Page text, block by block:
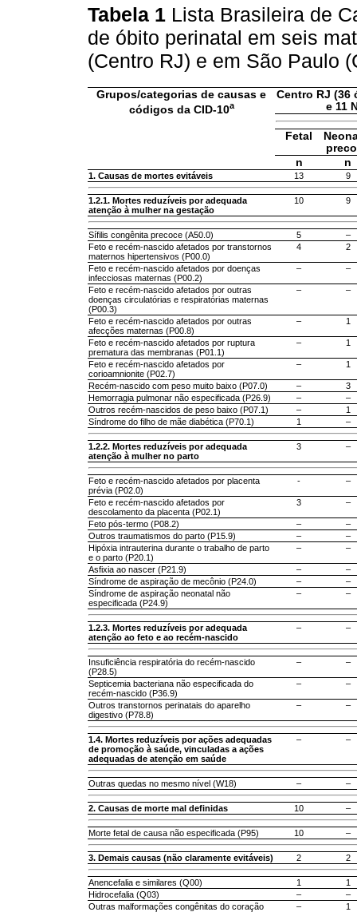
Tabela 1 Lista Brasileira de
de óbito perinatal em seis
(Centro RJ) e em São Paulo
Grupos/categorias de causas e
códigos da CID-10a
Centro RJ (36
e 11
Fetal
n
n
1. Causas de mortes evitáveis 13 9
1.2.1. Mortes reduzíveis por adequada
atenção à mulher na gestação
10 9
Sífilis congênita precoce (A50.0) 5
–
Feto e recém-nascido afetados por transtornos
maternos hipertensivos (P00.0)
4 2
Feto e recém-nascido afetados por doenças
infecciosas maternas (P00.2)
– –
Feto e recém-nascido afetados por outras
doenças circulatórias e respiratórias maternas
(P00.3)
– –
Feto e recém-nascido afetados por outras
afecções maternas (P00.8)
– 1
Feto e recém-nascido afetados por ruptura
prematura das membranas (P01.1)
– 1
Feto e recém-nascido afetados por
corioamnionite (P02.7)
– 1
Recém-nascido com peso muito baixo (P07.0) –
3
Hemorragia pulmonar não especificada (P26.9)
–
–
Outros recém-nascidos de peso baixo (P07.1)
–
1
Síndrome do filho de mãe diabética (P70.1)
1 –
1.2.2. Mortes reduzíveis por adequada
atenção à mulher no parto
3 –
Feto e recém-nascido afetados por placenta
prévia (P02.0)
- –
Feto e recém-nascido afetados por
descolamento da placenta (P02.1)
3 –
Feto pós-termo (P08.2) –
–
Outros traumatismos do parto (P15.9)
–
–
Hipóxia intrauterina durante o trabalho de parto
e o parto (P20.1)
– –
Asfixia ao nascer (P21.9) –
–
Síndrome de aspiração de mecônio (P24.0)
–
–
Síndrome de aspiração neonatal não
especificada (P24.9)
– –
1.2.3. Mortes reduzíveis por adequada
atenção ao feto e ao recém-nascido
– –
Insuficiência respiratória do recém-nascido
(P28.5)
– –
Septicemia bacteriana não especificada do
recém-nascido (P36.9)
– –
Outros transtornos perinatais do aparelho
digestivo (P78.8)
– –
1.4. Mortes reduzíveis por ações adequadas
de promoção à saúde, vinculadas a ações
adequadas de atenção em saúde
– –
Outras quedas no mesmo nível (W18) – –
2. Causas de morte mal definidas 10 –
Morte fetal de causa não especificada (P95) 10 –
3. Demais causas (não claramente evitáveis) 2 2
Anencefalia e similares (Q00) 1
1
Hidrocefalia (Q03)
–
–
Outras malformações congênitas do coração
– 1